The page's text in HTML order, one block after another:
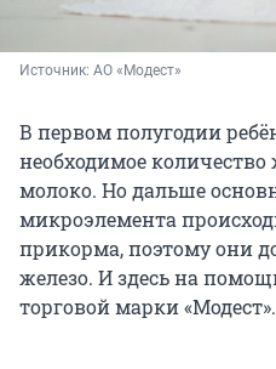
Источник: АО «Модест»
В первом полугодии
необходимое количество
молоко. Но дальше
микроэлемента
прикорма, поэтому они
железо. И здесь на
торговой марки «Модест».